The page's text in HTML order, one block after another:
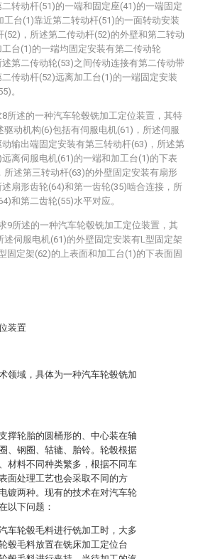
装置
领域，具体为一种汽车轮毂铣加
撑轮胎的圆桶形的、中心装在轴
、钢圈、轱辘、胎铃。轮毂根据
材料不同种类繁多，根据不同车
面处理工艺也会采取不同的方
镀两种。现有的技术在对汽车轮
以下问题：
车轮毂毛料进行铣加工时，大多
毂毛料放置在铣床加工定位台
转动杆(51)的一端和固定座(41)的一端固定
工台(1)靠近第二转动杆(51)的一面转动安装
(52)，所述第二传动杆(52)的外壁和第二转动
台(1)的一端均固定安装有第二传动轮
第二传动轮(53)之间传动连接有第二传动带
传动杆(52)远离加工台(1)的一端固定安装
。
8所述的一种汽车轮毂铣加工定位装置，其特
驱动机构(6)包括有伺服电机(61)，所述伺服
输出端固定安装有第三转动杆(63)，所述第
离伺服电机(61)的一端和加工台(1)的下表
所述第三转动杆(63)的外壁固定安装有扇形
扇形齿轮(64)和第一齿轮(35)啮合连接，所
和第二齿轮(55)水平对应。
9所述的一种汽车轮毂铣加工定位装置，其
述伺服电机(61)的外壁固定安装有L型固定架
固定架(62)的上表面和加工台(1)的下表面固